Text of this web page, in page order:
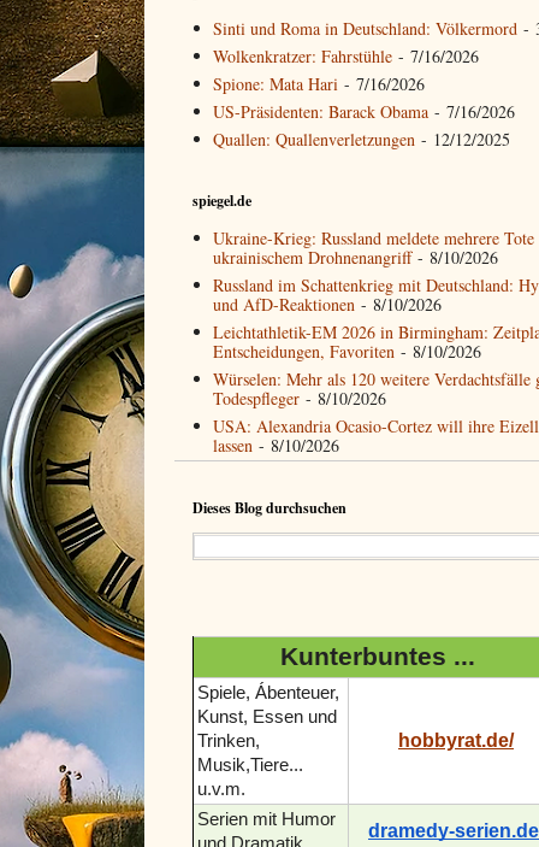
Sinti und Roma in Deutschland: Völkermord -
Wolkenkratzer: Fahrstühle - 7/16/2026
Spione: Mata Hari - 7/16/2026
US-Präsidenten: Barack Obama - 7/16/2026
Quallen: Quallenverletzungen - 12/12/2025
spiegel.de
Ukraine-Krieg: Russland meldete mehrere
ukrainischem Drohnenangriff- 8/10/2026
Russland im Schattenkrieg mit Deutschland:
und AfD-Reaktionen - 8/10/2026
Leichtathletik-EM 2026 in Birmingham:
Entscheidungen, Favoriten - 8/10/2026
Würselen: Mehr als 120 weitere Verdachtsfälle
Todespfleger - 8/10/2026
USA: Alexandria Ocasio-Cortez will ihre
lassen - 8/10/2026
Dieses Blog durchsuchen
Kunterbuntes ...
Spiele, Ábenteuer,
Kunst, Essen und
Trinken,
Musik,Tiere...
u.v.m.
hobbyrat.de/
Serien mit Humor
dramedy-